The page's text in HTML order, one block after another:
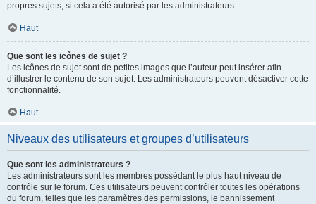
propres sujets, si cela a été autorisé par les administrateurs.
Haut
Que sont les icônes de sujet ?
Les icônes de sujet sont de petites images que l’auteur peut insérer afin
d’illustrer le contenu de son sujet. Les administrateurs peuvent désactiver cette
fonctionnalité.
Haut
Niveaux des utilisateurs et groupes d’utilisateurs
Que sont les administrateurs ?
Les administrateurs sont les membres possédant le plus haut niveau de
contrôle sur le forum. Ces utilisateurs peuvent contrôler toutes les opérations
du forum, telles que les paramètres des permissions, le bannissement